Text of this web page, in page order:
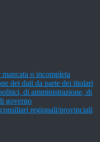
mancata o incompleta
dei dati da parte dei titolari
di amministrazione, di
governo
regionali/provinciali